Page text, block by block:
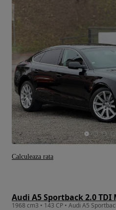
Audi A5 Sportback 2.0
Calculeaza rata